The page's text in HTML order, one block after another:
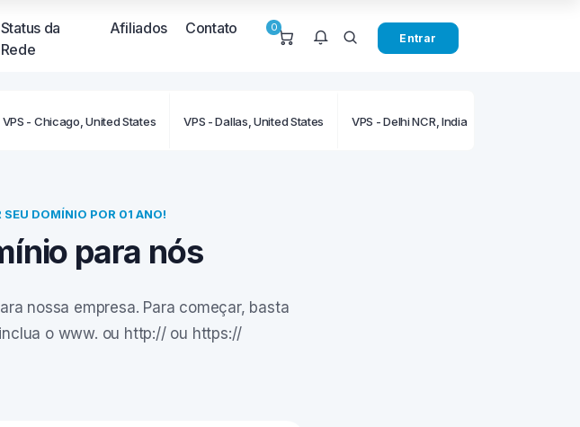
Status da
Rede
Afiliados Contato 0
Entrar
VPS - Chicago, United States VPS - Dallas, United States VPS - Delhi NCR, India
SEU DOMÍNIO POR 01 ANO!
para nós
nossa empresa. Para começar, basta
o www. ou http:// ou https://